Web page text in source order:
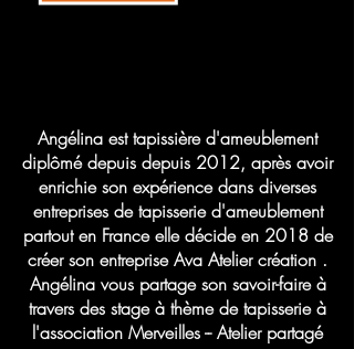
Angélina est tapissière d'ameublement
diplômé depuis depuis 2012, après avoir
enrichie son expérience dans diverses
entreprises de tapisserie d'ameublement
partout en France elle décide en 2018 de
créer son entreprise Ava Atelier création .
Angélina vous partage son savoir-faire à
travers des stage à thème de tapisserie à
l'association Merveilles -- Atelier partagé